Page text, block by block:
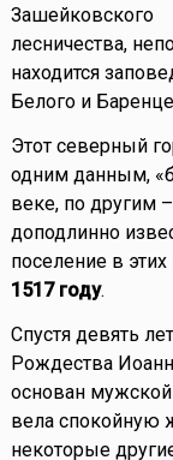
Зашейковского
лесничества,
находится
Белого и
Этот северный
одним данным,
веке, по другим
доподлинно
поселение в
1517 году.
Спустя девять
Рождества
основан
вела спокойную
некоторые